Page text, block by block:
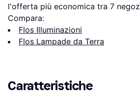
l'offerta più economica tra 7
Compara:
Flos Illuminazioni
Flos Lampade da Terra
Caratteristiche